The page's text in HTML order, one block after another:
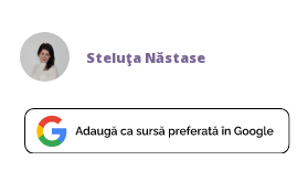
Steluţa Năstase